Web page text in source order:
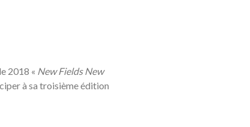
2018 « New Fields New
à sa troisième édition